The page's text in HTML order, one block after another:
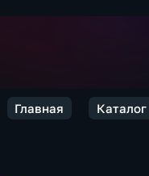
Главная Каталог